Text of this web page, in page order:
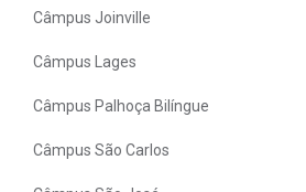
Câmpus Joinville
Câmpus Lages
Câmpus Palhoça Bilíngue
Câmpus São Carlos